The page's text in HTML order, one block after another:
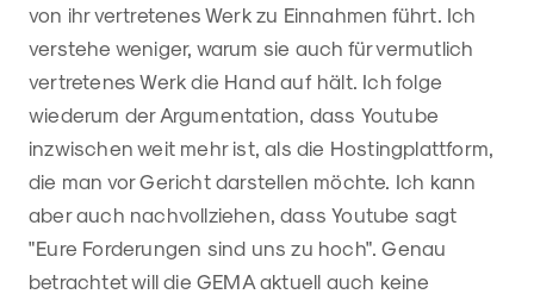
von ihr vertretenes Werk zu Einnahmen führt. Ich
verstehe weniger, warum sie auch für vermutlich
vertretenes Werk die Hand auf hält. Ich folge
wiederum der Argumentation, dass Youtube
inzwischen weit mehr ist, als die Hostingplattform,
die man vor Gericht darstellen möchte. Ich kann
aber auch nachvollziehen, dass Youtube sagt
"Eure Forderungen sind uns zu hoch". Genau
betrachtet will die GEMA aktuell auch keine